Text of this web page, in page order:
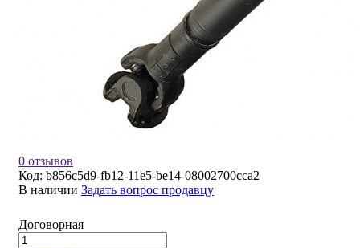
0 отзывов
Код: b856c5d9-fb12-11e5-be14-08002700cca2
В наличии Задать вопрос продавцу
Договорная